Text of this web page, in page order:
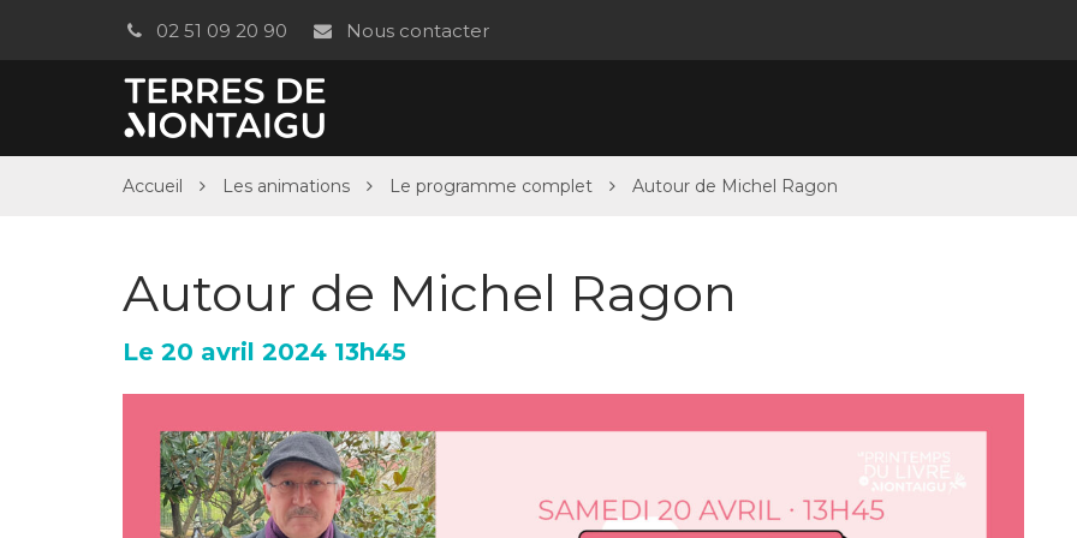
02 51 09 20 90 Nous contacter
Accueil Les animations Le programme complet Autour de Michel Ragon
Autour de Michel Ragon
Le 20 avril 2024 13h45